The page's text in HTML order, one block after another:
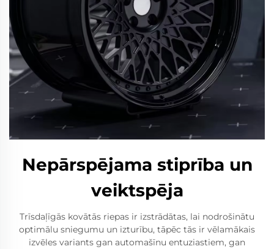
Nepārspējama stiprība un
veiktspēja
Trīsdaļīgās kovātās riepas ir izstrādātas, lai nodrošinātu
optimālu sniegumu un izturību, tāpēc tās ir vēlamākais
izvēles variants gan automašīnu entuziastiem, gan